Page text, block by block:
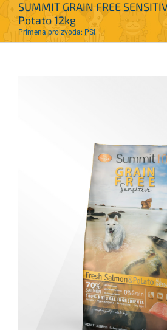
SUMMIT GRAIN FREE
Potato 12kg
Primena proizvoda: PSI